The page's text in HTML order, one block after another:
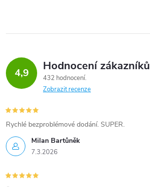
4,9 Hodnocení zákazníků
432 hodnocení
Zobrazit recenze
Milan Bartůněk
7.3.2026
Rychlé bezproblémové dodání. SUPER.